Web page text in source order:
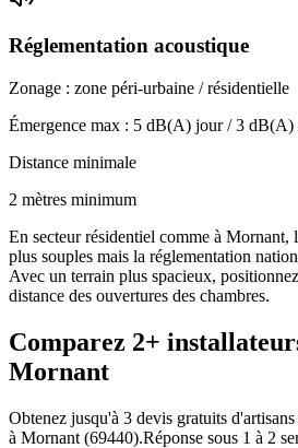
Réglementation acoustique
Zonage : zone péri-urbaine / résidentielle
Émergence max : 5 dB(A) jour /3 dB(A)
Distance minimale
2 mètres minimum
En secteur résidentiel comme à Mornant,
plus souples mais la réglementation
Avec un terrain plus spacieux,
distance des ouvertures des chambres.
Comparez 2+
Mornant
Obtenez jusqu'à 3 devis gratuits
à Mornant (69440).Réponse sous 1 à 2